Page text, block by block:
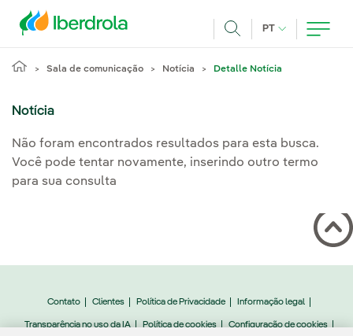
PT IDIOMA ATUAL,
Sala de comunicação Notícia Detalle Notícia
Notícia
Não foram encontrados resultados para esta busca.
Você pode tentar novamente, inserindo outro termo
para sua consulta
Contato Clientes Política de Privacidade Informação legal
Transparência no uso da IA Política de cookies Configuração de cookies